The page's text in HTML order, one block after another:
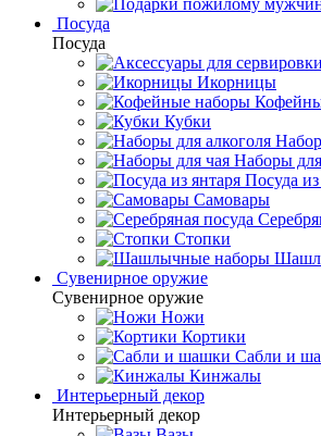
Посуда
Посуда
Икорницы
Кубки
Наборы
Посуда из
Самовары
Стопки
Сувенирное оружие
Сувенирное оружие
Ножи
Кортики
Сабли и
Кинжалы
Интерьерный декор
Интерьерный декор